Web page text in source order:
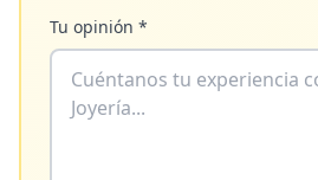
Tu opinión *